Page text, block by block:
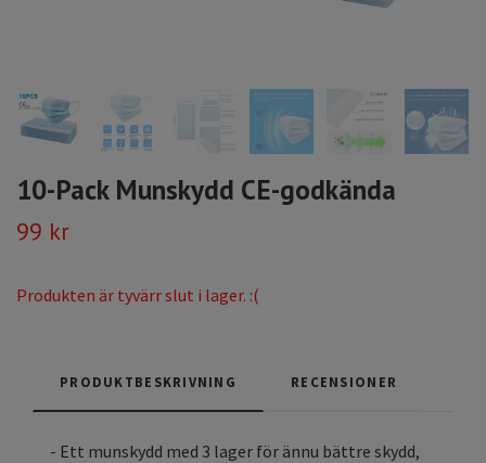
10-Pack Munskydd CE-godkända
99 kr
Produkten är tyvärr slut i lager. :(
PRODUKTBESKRIVNING RECENSIONER
- Ett munskydd med 3 lager för ännu bättre skydd,